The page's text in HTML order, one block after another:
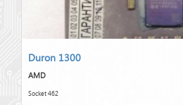
Duron 1300
AMD
Socket 462